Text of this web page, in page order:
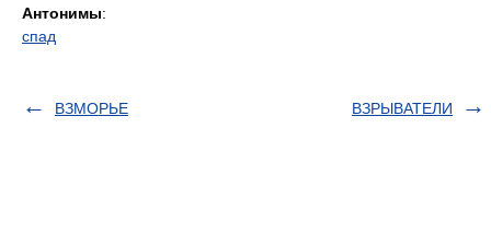
Антонимы:
спад
ВЗМОРЬЕ ВЗРЫВАТЕЛИ